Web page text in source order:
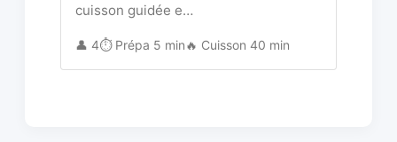
cuisson guidée e…
👤 4⏱️ Prépa 5 min🔥 Cuisson 40 min